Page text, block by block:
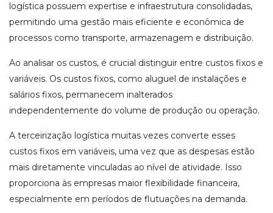
logística possuem expertise e infraestrutura consolidadas,
permitindo uma gestão mais eficiente e econômica de
processos como transporte, armazenagem e distribuição.
Ao analisar os custos, é crucial distinguir entre custos fixos e
variáveis. Os custos fixos, como aluguel de instalações e
salários fixos, permanecem inalterados
independentemente do volume de produção ou operação.
A terceirização logística muitas vezes converte esses
custos fixos em variáveis, uma vez que as despesas estão
mais diretamente vinculadas ao nível de atividade. Isso
proporciona às empresas maior flexibilidade financeira,
especialmente em períodos de flutuações na demanda.